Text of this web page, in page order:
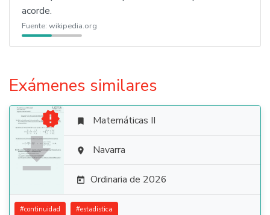
acorde.
Fuente: wikipedia.org
Exámenes similares

  Matemáticas II
 Navarra
 Ordinaria de 2026
#continuidad #estadistica